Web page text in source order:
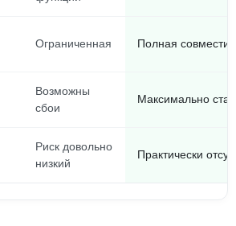
Ограниченная Полная
Возможны
сбои
Максимально
Риск довольно
низкий
Практически